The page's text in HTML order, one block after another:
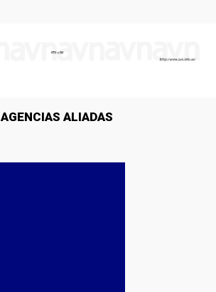
AGENCIAS ALIADAS